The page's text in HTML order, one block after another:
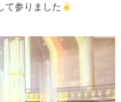
て参りました